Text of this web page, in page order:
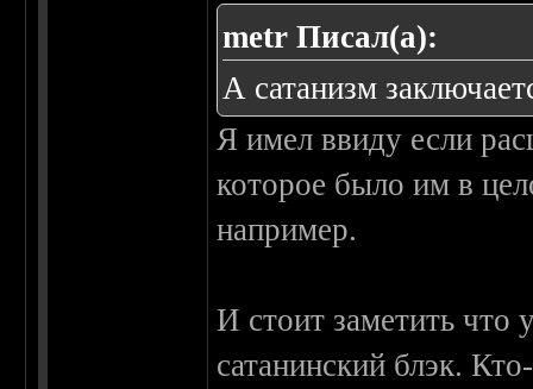
metr Писал(а):
А сатанизм
Я имел ввиду если
которое было им в
например.
И стоит заметить что
сатанинский блэк.